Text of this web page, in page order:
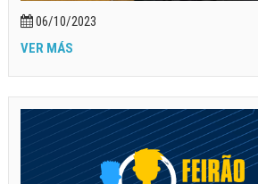
06/10/2023
VER MÁS